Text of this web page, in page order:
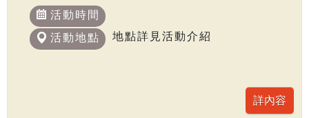
活動時間
活動地點
地點詳見活動介紹